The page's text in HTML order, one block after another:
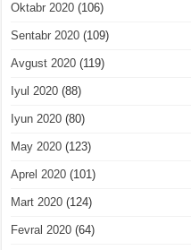
Oktabr 2020 (106)
Sentabr 2020 (109)
Avgust 2020 (119)
Iyul 2020 (88)
Iyun 2020 (80)
May 2020 (123)
Aprel 2020 (101)
Mart 2020 (124)
Fevral 2020 (64)